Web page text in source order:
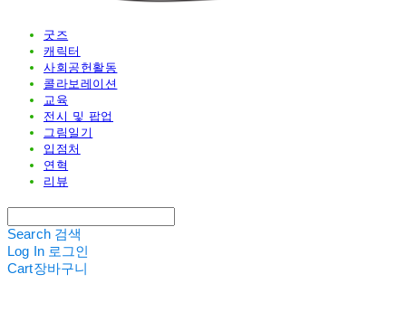
굿즈
캐릭터
사회공헌활동
콜라보레이션
교육
전시 및 팝업
그림일기
입점처
연혁
리뷰
Search 검색
Log In 로그인
Cart장바구니